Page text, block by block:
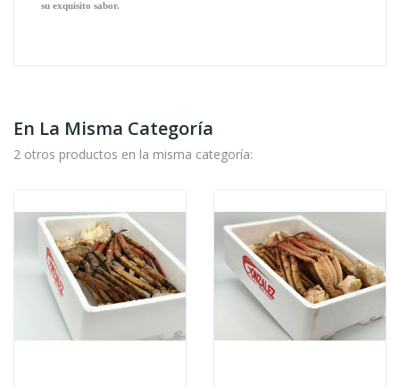
su exquisito sabor.
En La Misma Categoría
2 otros productos en la misma categoría: